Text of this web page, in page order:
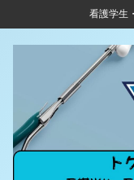
看護学生